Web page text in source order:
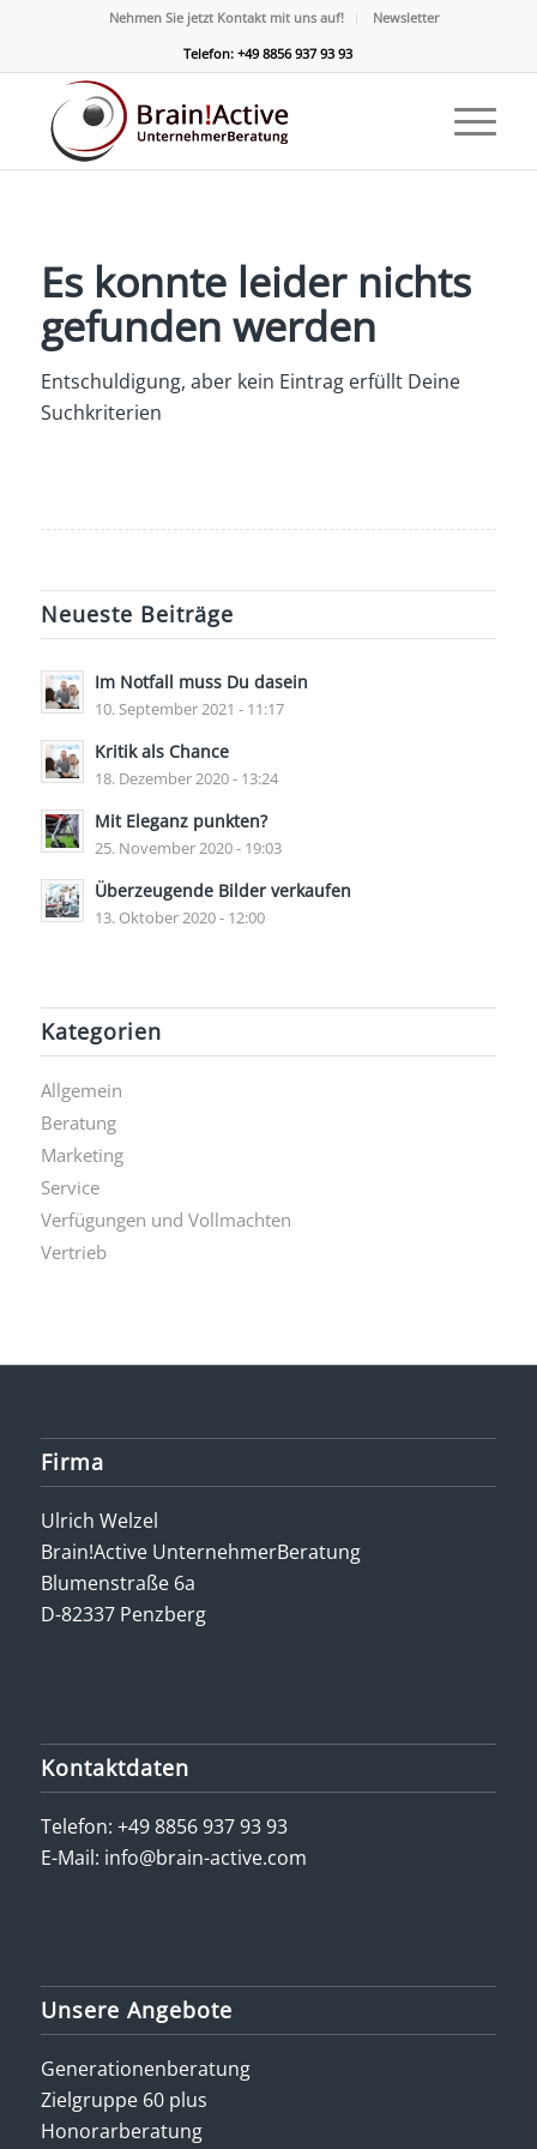
Nehmen Sie jetzt Kontakt mit uns auf!
Newsletter
Telefon: +49 8856 937 93 93
Es konnte leider nichts
gefunden werden
Entschuldigung, aber kein Eintrag erfüllt Deine
Suchkriterien
Neueste Beiträge
Im Notfall muss Du dasein
10. September 2021 - 11:17
Kritik als Chance
18. Dezember 2020 - 13:24
Mit Eleganz punkten?
25. November 2020 - 19:03
Überzeugende Bilder verkaufen
13. Oktober 2020 - 12:00
Kategorien
Allgemein
Beratung
Marketing
Service
Verfügungen und Vollmachten
Vertrieb
Firma
Ulrich Welzel
Brain!Active UnternehmerBeratung
Blumenstraße 6a
D-82337 Penzberg
Kontaktdaten
Telefon: +49 8856 937 93 93
E-Mail: info@brain-active.com
Unsere Angebote
Generationenberatung
Zielgruppe 60 plus
Honorarberatung